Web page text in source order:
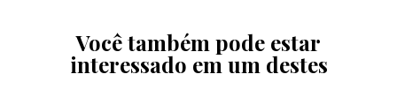
Você também pode estar
interessado em um destes